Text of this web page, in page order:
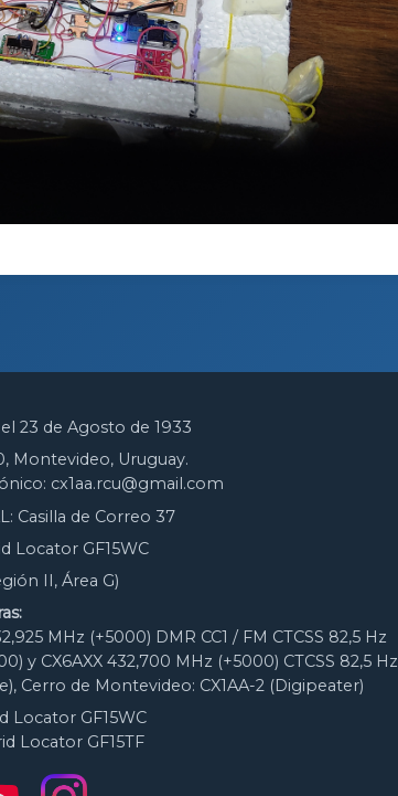
23 de Agosto de 1933
Montevideo, Uruguay.
cx1aa.rcu@gmail.com
Casilla de Correo 37
Locator GF15WC
II, Área G)
MHz (+5000) DMR CC1 / FM CTCSS 82,5 Hz
y CX6AXX 432,700 MHz (+5000) CTCSS 82,5 Hz
Cerro de Montevideo: CX1AA-2 (Digipeater)
Locator GF15WC
Locator GF15TF